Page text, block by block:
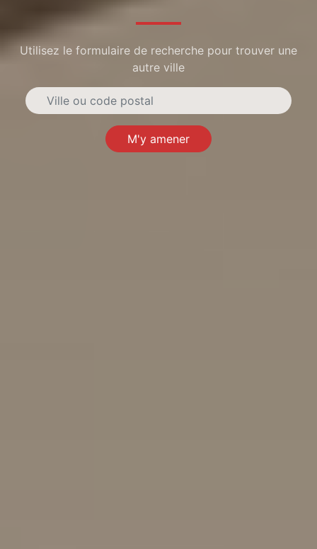
Utilisez le formulaire de recherche pour trouver une
autre ville
M'y amener